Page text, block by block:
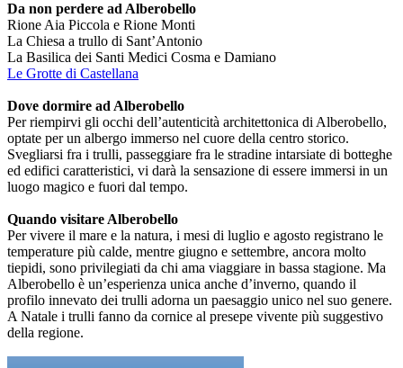
Da non perdere ad Alberobello
Rione Aia Piccola e Rione Monti
La Chiesa a trullo di Sant’Antonio
La Basilica dei Santi Medici Cosma e Damiano
Le Grotte di Castellana
Dove dormire ad Alberobello
Per riempirvi gli occhi dell’autenticità architettonica di Alberobello,
optate per un albergo immerso nel cuore della centro storico.
Svegliarsi fra i trulli, passeggiare fra le stradine intarsiate di botteghe
ed edifici caratteristici, vi darà la sensazione di essere immersi in un
luogo magico e fuori dal tempo.
Quando visitare Alberobello
Per vivere il mare e la natura, i mesi di luglio e agosto registrano le
temperature più calde, mentre giugno e settembre, ancora molto
tiepidi, sono privilegiati da chi ama viaggiare in bassa stagione. Ma
Alberobello è un’esperienza unica anche d’inverno, quando il
profilo innevato dei trulli adorna un paesaggio unico nel suo genere.
A Natale i trulli fanno da cornice al presepe vivente più suggestivo
della regione.